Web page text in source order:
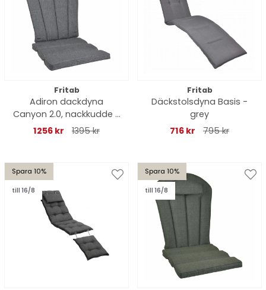
Fritab
Adiron dackdyna
Canyon 2.0, nackkudde -
oxfordgrå
1256 kr 1395 kr
Fritab
Däckstolsdyna Basis -
grey
716 kr
795 kr
Spara 10%
till 16/8
Spara 10%
till 16/8